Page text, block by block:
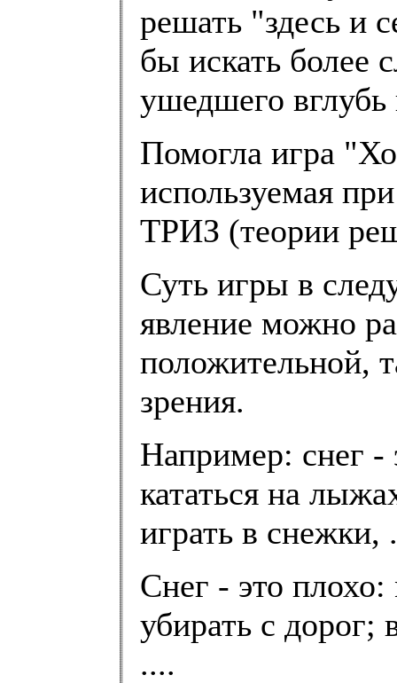
решать "здесь и
бы искать более
ушедшего вглубь
Помогла игра
используемая
ТРИЗ (теории
Суть игры в
явление можно
положительной,
зрения.
Например: снег
кататься на
играть в снежки,
Снег - это
убирать с дорог;
....